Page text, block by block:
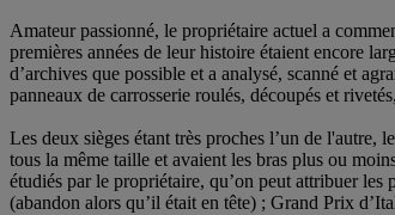
Amateur passionné, le propriétaire actuel a
premières années de leur histoire étaient encore
d’archives que possible et a analysé, scanné et
panneaux de carrosserie roulés, découpés et
Les deux sièges étant très proches l’un de l'autre,
tous la même taille et avaient les bras plus ou
étudiés par le propriétaire, qu’on peut attribuer
(abandon alors qu’il était en tête) ; Grand Prix